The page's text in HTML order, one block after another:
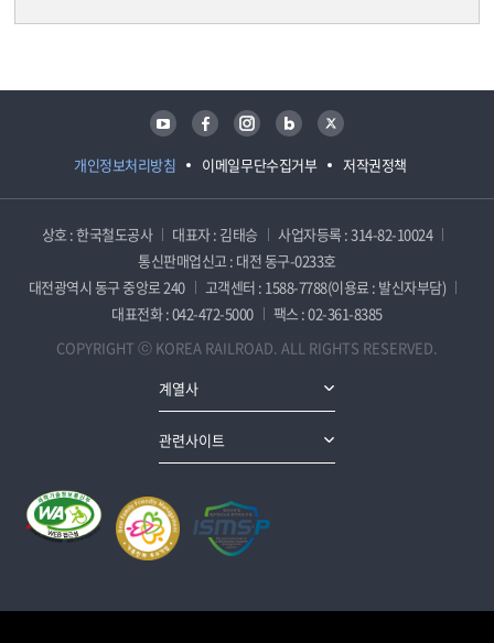
개인정보처리방침 이메일무단수집거부 저작권정책
유튜브 페이스북 인스타그램 블로그 트위터
상호 : 한국철도공사 대표자 : 김태승
사업자등록 : 314-82-10024
통신판매업신고 : 대전 동구-0233호
대전광역시 동구 중앙로 240
고객센터 : 1588-7788(이용료 : 발신자부담)
대표전화 : 042-472-5000
팩스 : 02-361-8385
COPYRIGHT ⓒ KOREA RAILROAD. ALL RIGHTS RESERVED.
계열사
관련사이트